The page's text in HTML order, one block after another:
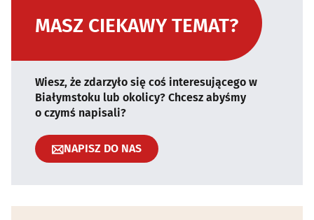
MASZ CIEKAWY TEMAT?
Wiesz, że zdarzyło się coś interesującego w
Białymstoku lub okolicy? Chcesz abyśmy
o czymś napisali?
NAPISZ DO NAS